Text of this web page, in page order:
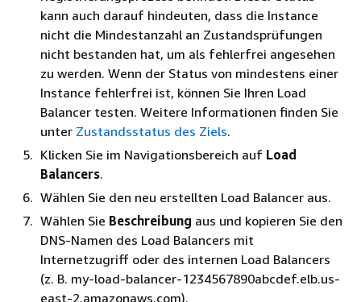
kann auch darauf hindeuten, dass die Instance
nicht die Mindestanzahl an Zustandsprüfungen
nicht bestanden hat, um als fehlerfrei angesehen
zu werden. Wenn der Status von mindestens einer
Instance fehlerfrei ist, können Sie Ihren Load
Balancer testen. Weitere Informationen finden Sie
unter Zustandsstatus des Ziels.
Klicken Sie im Navigationsbereich auf Load
Balancers.
Wählen Sie den neu erstellten Load Balancer aus.
Wählen Sie Beschreibung aus und kopieren Sie den
DNS-Namen des Load Balancers mit
Internetzugriff oder des internen Load Balancers
(z. B. my-load-balancer-1234567890abcdef.elb.us-
east-2.amazonaws.com).